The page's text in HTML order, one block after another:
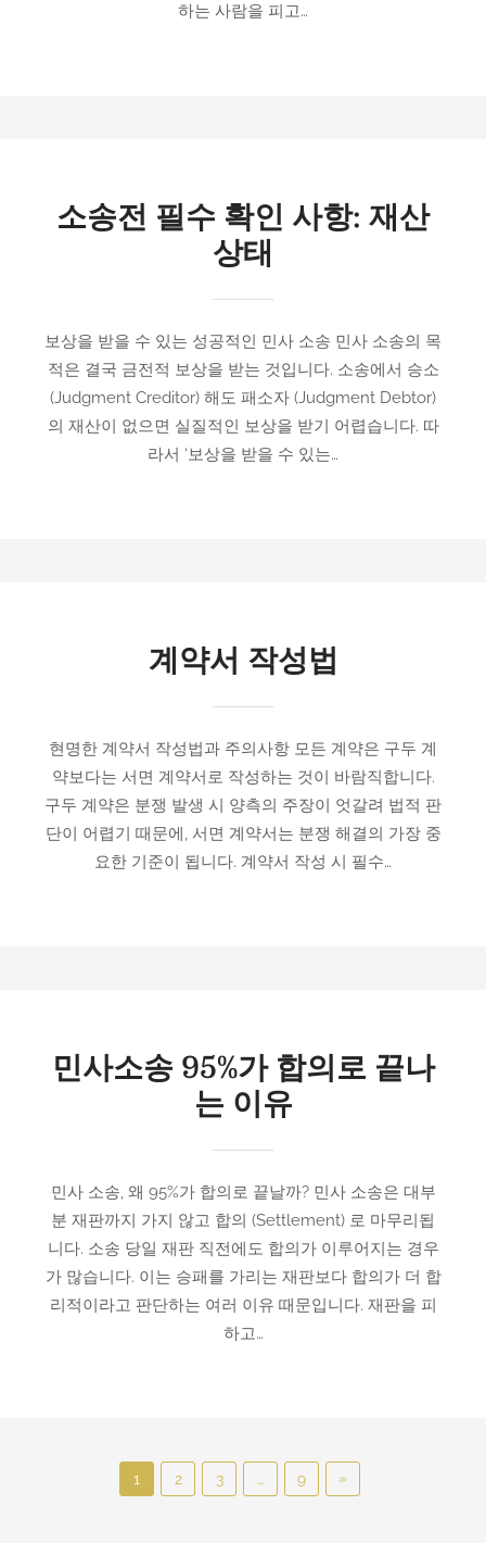
하는 사람을 피고…
소송전 필수 확인 사항: 재산
상태
보상을 받을 수 있는 성공적인 민사 소송 민사 소송의 목
적은 결국 금전적 보상을 받는 것입니다. 소송에서 승소
(Judgment Creditor) 해도 패소자 (Judgment Debtor)
의 재산이 없으면 실질적인 보상을 받기 어렵습니다. 따
라서 ‘보상을 받을 수 있는…
계약서 작성법
현명한 계약서 작성법과 주의사항 모든 계약은 구두 계
약보다는 서면 계약서로 작성하는 것이 바람직합니다.
구두 계약은 분쟁 발생 시 양측의 주장이 엇갈려 법적 판
단이 어렵기 때문에, 서면 계약서는 분쟁 해결의 가장 중
요한 기준이 됩니다. 계약서 작성 시 필수…
민사소송 95%가 합의로 끝나
는 이유
민사 소송, 왜 95%가 합의로 끝날까? 민사 소송은 대부
분 재판까지 가지 않고 합의 (Settlement) 로 마무리됩
니다. 소송 당일 재판 직전에도 합의가 이루어지는 경우
가 많습니다. 이는 승패를 가리는 재판보다 합의가 더 합
리적이라고 판단하는 여러 이유 때문입니다. 재판을 피
하고…
1 2 3 … 9
N
»